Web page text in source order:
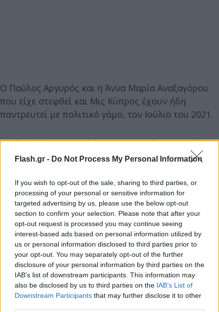
Flash.gr - Do Not Process My Personal Information
If you wish to opt-out of the sale, sharing to third parties, or
processing of your personal or sensitive information for
targeted advertising by us, please use the below opt-out
section to confirm your selection. Please note that after your
opt-out request is processed you may continue seeing
interest-based ads based on personal information utilized by
us or personal information disclosed to third parties prior to
your opt-out. You may separately opt-out of the further
disclosure of your personal information by third parties on the
IAB’s list of downstream participants. This information may
also be disclosed by us to third parties on the IAB’s List of
Downstream Participants that may further disclose it to other
Ο Παύλος Αργυρός και η Άννα Μαρία Αναξαγόρου
που είχε στεφθεί και Μις Κύπρος έχουν ήδη
παντρευτεί με πολιτικό γάμο, τον Ιούλιο του 2021.
Ο γάμος έγινε σε στενό οικογενειακό και φιλικό
περιβάλλον.